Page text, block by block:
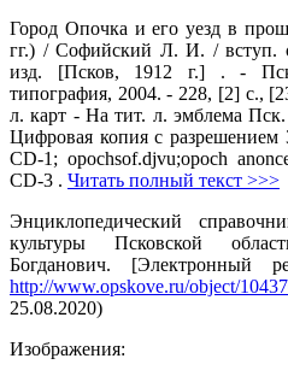
Город Опочка и его уезд в
гг.) / Софийский Л. И. / вступ.
изд. [Псков, 1912 г.] . -
типография, 2004. - 228, [2] с.,
л. карт - На тит. л. эмблема
Цифровая копия с разрешением
CD-1; opochsof.djvu;opoch
CD-3 . Читать полный текст >>>
Энциклопедический
культуры Псковской
Богданович. [Электронный
http://www.opskove.ru/object/
25.08.2020)
Изображения: